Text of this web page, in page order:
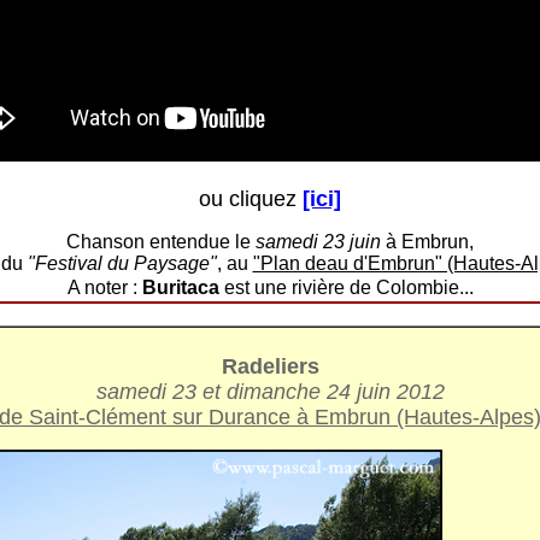
ou cliquez [ici]
Chanson entendue le samedi 23 juin à Embrun,
"Festival du Paysage", au "Plan deau d'Embrun" (Hautes-
A noter : Buritacaest une rivière de Colombie...
Radeliers
samedi 23 et dimanche 24 juin 2012
de Saint-Clément sur Durance à Embrun (Hautes-Alpes)